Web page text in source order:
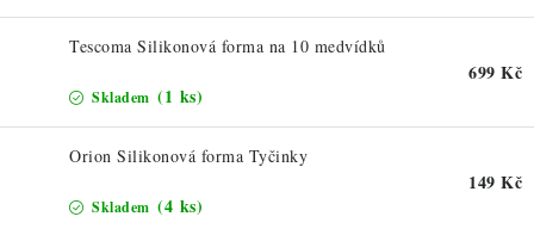
NOVÉ ZBOŽÍ
ZNAČKY
Nepřevzetí zásilky na dobírku
Tescoma Silikonová forma na 10 medvídků
Skladem (1 ks)
699 Kč
Orion Silikonová forma Tyčinky
Skladem (4 ks)
149 Kč